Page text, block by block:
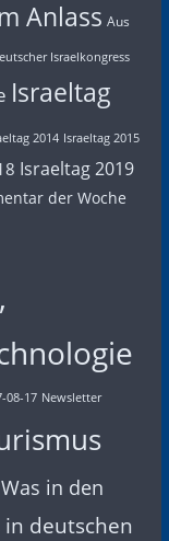
Anlass Aus
Israelkongress
Israeltag
2014 Israeltag 2015
Israeltag 2019
der Woche
08-17 Newsletter
Was in den
in deutschen